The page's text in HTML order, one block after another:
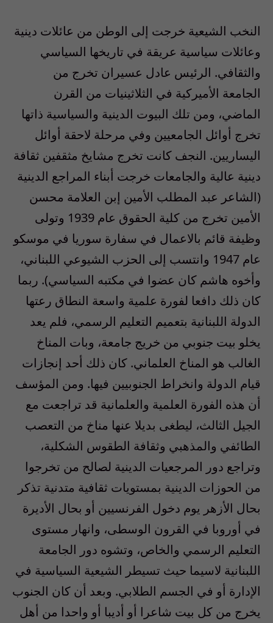
النخب الشيعية خرجت إلى الوطن من عائلات دينية
وعائلات سياسية عريقة في تاريخها السياسي
والثقافي. الرئيس عادل عسيران تخرج من
الجامعة الأميركية في الثلاثينيات من القرن
الماضي، ومن تلك البيوت الدينية والسياسية ذاتها
تخرج أوائل الجامعيين وفي مرحلة لاحقة أوائل
اليساريين. النجف كانت تخرج مشايخ مثقفين ثقافة
دينية عالية والجامعات خرجت أبناء المراجع الدينية
(الشاعر عبد المطلب الأمين إبن العلامة محسن
الأمين تخرج من كلية الحقوق عام 1939 وتولى
وظيفة قائم بالاعمال في سفارة سوريا في موسكو
عام 1947 وانتسب إلى الحزب الشيوعي اللبناني،
وأخوه هاشم كان عضوا في مكتبه السياسي). ربما
كان ذلك دافعا لفورة علمية واسعة النطاق رعتها
الدولة اللبنانية بتعميم التعليم الرسمي، فلم يعد
يخلو بيت جنوبي من خريج جامعة، وبات المناخ
الغالب هو المناخ العلماني. كان ذلك أحد إنجازات
قيام الدولة وانخراط الجنوبيين فيها. ومن المؤسف
أن هذه الفورة العلمية والعلمانية قد تراجعت مع
الجيل الثالث، ليطغى بديلا عنها مناخ من التعصب
الطائفي والمذهبي وثقافة الطقوس الشكلية،
وتراجع دور المرجعيات الدينية لصالح من تخرجوا
من الحوزات الدينية بمستويات ثقافية متدنية تذكر
بحال الأزهر يوم دخول الفرنسيين أو بحال الأديرة
في أوروبا في القرون الوسطى، وانهار مستوى
التعليم الرسمي والخاص، وتشوه دور الجامعة
اللبنانية لاسيما حيث تسيطر الشيعية السياسية في
الإدارة أو في الجسم الطلابي. وبعد أن كان الجنوب
يخرج من كل بيت شاعرا أو أديبا أو واحدا من أهل